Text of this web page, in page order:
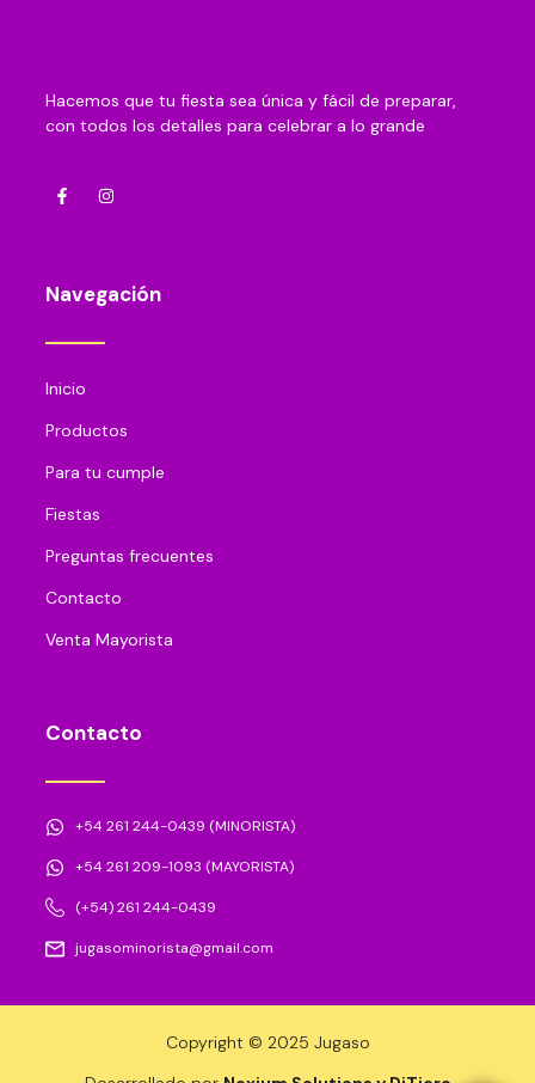
Hacemos que tu fiesta sea única y fácil de preparar,
con todos los detalles para celebrar a lo grande
Navegación
Inicio
Productos
Para tu cumple
Fiestas
Preguntas frecuentes
Contacto
Venta Mayorista
Contacto
+54 261 244-0439 (MINORISTA)
+54 261 209-1093 (MAYORISTA)
(+54) 261 244-0439
jugasominorista@gmail.com
Copyright © 2025 Jugaso